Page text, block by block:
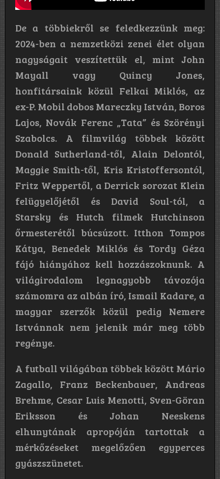
De a többiekről se feledkezzünk meg:
2024-ben a nemzetközi zenei élet olyan
nagyságait veszítettük el, mint John
Mayall vagy Quincy Jones,
honfitársaink közül Felkai Miklós, az
ex-P. Mobil dobos Mareczky István, Boros
Lajos, Novák Ferenc „Tata” és Szörényi
Szabolcs. A filmvilág többek között
Donald Sutherland-től, Alain Delontól,
Maggie Smith-től, Kris Kristoffersontól,
Fritz Weppertől, a Derrick sorozat Klein
felügyelőjétől és David Soul-tól, a
Starsky és Hutch filmek Hutchinson
őrmesterétől búcsúzott. Itthon Tompos
Kátya, Benedek Miklós és Tordy Géza
fájó hiányához kell hozzászoknunk. A
világirodalom legnagyobb távozója
számomra az albán író, Ismail Kadare, a
magyar szerzők közül pedig Nemere
Istvánnak nem jelenik már meg több
regénye.
A futball világában többek között Mário
Zagallo, Franz Beckenbauer, Andreas
Brehme, Cesar Luis Menotti, Sven-Göran
Eriksson és Johan Neeskens
elhunytának apropóján tartottak a
mérkőzéseket megelőzően egyperces
gyászszünetet.